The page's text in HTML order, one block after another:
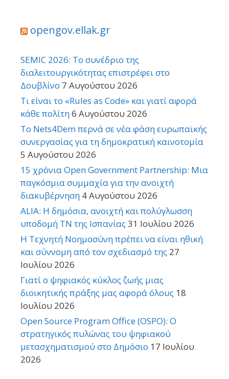
opengov.ellak.gr
SEMIC 2026: Το συνέδριο της
διαλειτουργικότητας επιστρέφει στο
Δουβλίνο 7 Αυγούστου 2026
Τι είναι το «Rules as Code» και γιατί αφορά
κάθε πολίτη6 Αυγούστου 2026
Το Nets4Dem περνά σε νέα φάση ευρωπαϊκής
συνεργασίας για τη δημοκρατική καινοτομία
5 Αυγούστου 2026
15 χρόνια Open Government Partnership: Μια
παγκόσμια συμμαχία για την ανοιχτή
διακυβέρνηση 4 Αυγούστου 2026
ALIA: Η δημόσια, ανοιχτή και πολύγλωσση
υποδομή ΤΝ της Ισπανίας 31 Ιουλίου 2026
Η Τεχνητή Νοημοσύνη πρέπει να είναι ηθική
και σύννομη από τον σχεδιασμό της 27
Ιουλίου 2026
Γιατί ο ψηφιακός κύκλος ζωής μιας
διοικητικής πράξης μας αφορά όλους 18
Ιουλίου 2026
Open Source Program Office (OSPO): Ο
στρατηγικός πυλώνας του ψηφιακού
μετασχηματισμού στο Δημόσιο 17 Ιουλίου
2026